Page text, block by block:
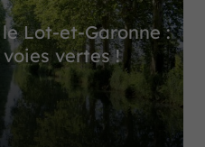
Lot-et-Garonne :
vertes !